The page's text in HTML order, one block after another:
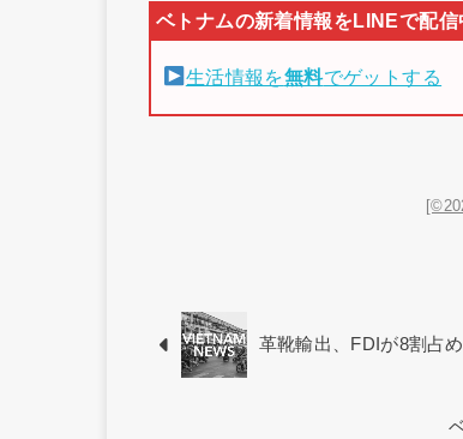
生活情報を無料でゲットする
革靴輸出、FDIが8割占